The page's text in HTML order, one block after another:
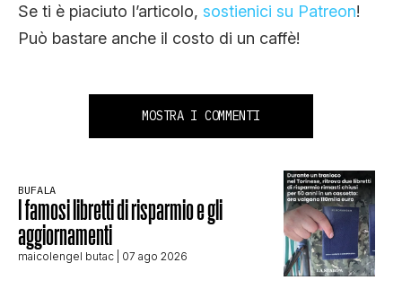
Se ti è piaciuto l’articolo, sostienici su Patreon!
Può bastare anche il costo di un caffè!
MOSTRA I COMMENTI
BUFALA
I famosi libretti di risparmio e gli
aggiornamenti
maicolengel butac | 07 ago 2026